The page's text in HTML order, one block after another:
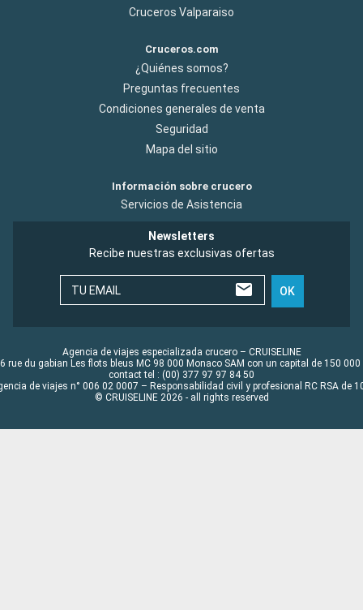
Cruceros Valparaiso
Cruceros.com
¿Quiénes somos?
Preguntas frecuentes
Condiciones generales de venta
Seguridad
Mapa del sitio
Información sobre crucero
Servicios de Asistencia
Newsletters
Recibe nuestras exclusivas ofertas
TU EMAIL OK
Agencia de viajes especializada crucero – CRUISELINE
rue du gabian Les flots bleus MC 98 000 Monaco SAM con un capital de 150 000
contact tel : (00) 377 97 97 84 50
de viajes n° 006 02 0007 – Responsabilidad civil y profesional RC RSA de
© CRUISELINE 2026 - all rights reserved